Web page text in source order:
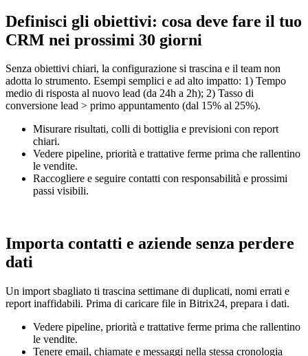
Definisci gli obiettivi: cosa deve fare il tuo
CRM nei prossimi 30 giorni
Senza obiettivi chiari, la configurazione si trascina e il team non
adotta lo strumento. Esempi semplici e ad alto impatto: 1) Tempo
medio di risposta al nuovo lead (da 24h a 2h); 2) Tasso di
conversione lead > primo appuntamento (dal 15% al 25%).
Misurare risultati, colli di bottiglia e previsioni con report
chiari.
Vedere pipeline, priorità e trattative ferme prima che rallentino
le vendite.
Raccogliere e seguire contatti con responsabilità e prossimi
passi visibili.
Importa contatti e aziende senza perdere
dati
Un import sbagliato ti trascina settimane di duplicati, nomi errati e
report inaffidabili. Prima di caricare file in Bitrix24, prepara i dati.
Vedere pipeline, priorità e trattative ferme prima che rallentino
le vendite.
Tenere email, chiamate e messaggi nella stessa cronologia